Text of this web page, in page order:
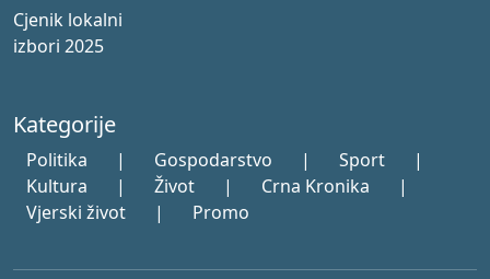
Cjenik lokalni
izbori 2025
Kategorije
Politika | Gospodarstvo | Sport
|
Kultura
| Život | Crna Kronika
|
Vjerski život
| Promo